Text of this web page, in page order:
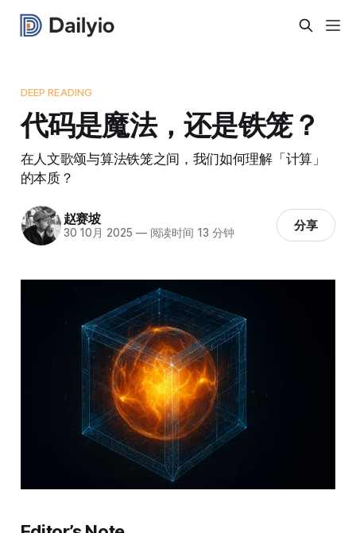
DEEP READING
代码是魔法，还是铁笼？
在人文歌颂与算法铁笼之间，我们如何理解「计算」
的本质？
赵赛坡
30 10月 2025 —阅读时间 13 分钟 分享